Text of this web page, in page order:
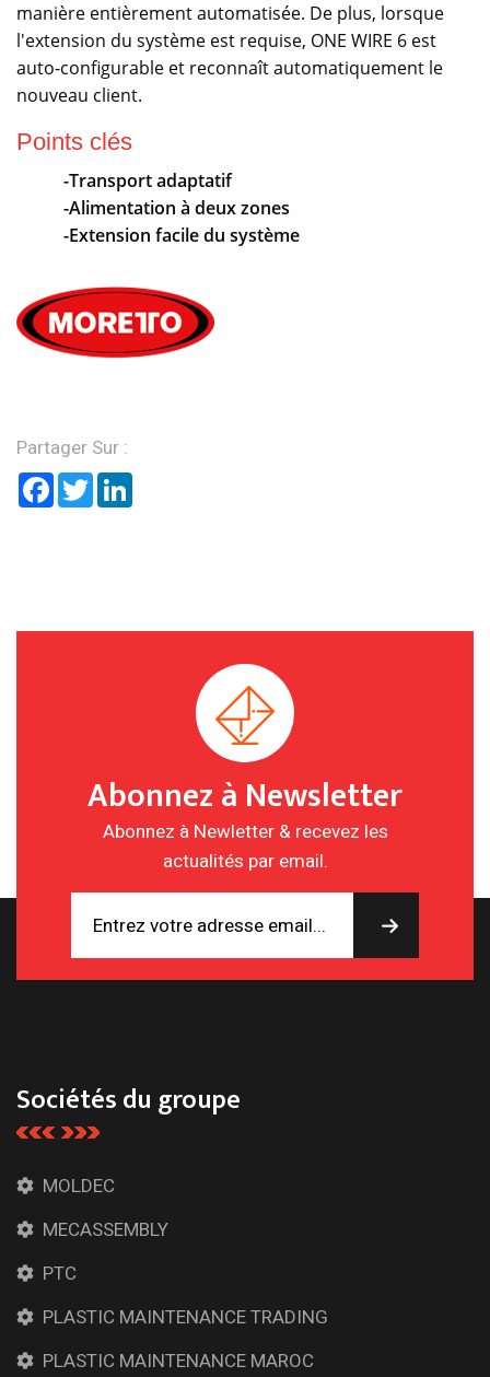
manière entièrement automatisée. De plus, lorsque
l'extension du système est requise, ONE WIRE 6 est
auto-configurable et reconnaît automatiquement le
nouveau client.
Points clés
-Transport adaptatif
-Alimentation à deux zones
-Extension facile du système
Partager Sur :
Facebook
Twitter
Abonnez à Newsletter
Abonnez à Newletter & recevez les
actualités par email.
Sociétés du groupe
MOLDEC
MECASSEMBLY
PTC
PLASTIC MAINTENANCE TRADING
PLASTIC MAINTENANCE MAROC